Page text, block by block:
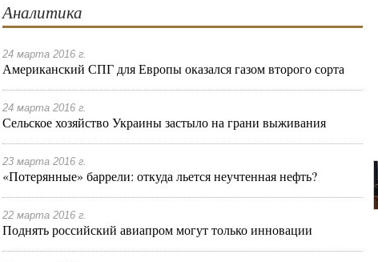
Аналитика
24 марта 2016 г.
Американский СПГ для Европы оказался газом второго сорта
24 марта 2016 г.
Сельское хозяйство Украины застыло на грани выживания
23 марта 2016 г.
«Потерянные» баррели: откуда льется неучтенная нефть?
22 марта 2016 г.
Поднять российский авиапром могут только инновации